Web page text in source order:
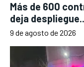
Más de 600
deja
9 de agosto de 2026